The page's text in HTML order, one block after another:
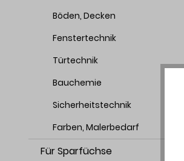
Böden, Decken
Fenstertechnik
Türtechnik
Bauchemie
Sicherheitstechnik
Farben, Malerbedarf
Für Sparfüchse